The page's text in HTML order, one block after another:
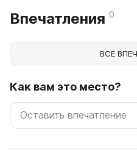
Впечатления 0
ВСЕ
Как вам это место?